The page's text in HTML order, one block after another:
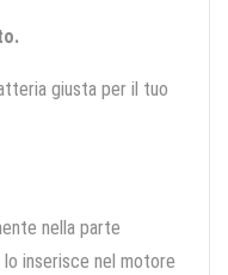
giusta per il tuo
nella parte
inserisce nel motore